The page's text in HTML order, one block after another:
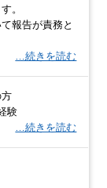
。
報告が責務と
…続きを読む
験
…続きを読む